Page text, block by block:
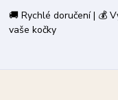
🚚 Rychlé doručení | 💰
vaše kočky